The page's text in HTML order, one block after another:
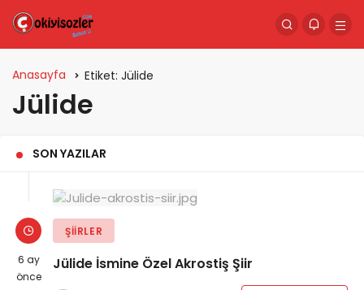
Anasayfa Etiket: Jülide
Jülide
SON YAZILAR
6 ay
önce
ŞIIRLER
Jülide İsmine Özel Akrostiş Şiir